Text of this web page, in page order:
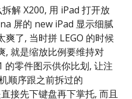
解 X200, 用 iPad 打开放
屏的 new iPad 显示细腻
了, 当时拼 LEGO 的时候
, 就是缩放比例要维持对
的零件图示供你比划, 让注
顺序跟之前拆过的
接先下键盘再下掌托, 而且